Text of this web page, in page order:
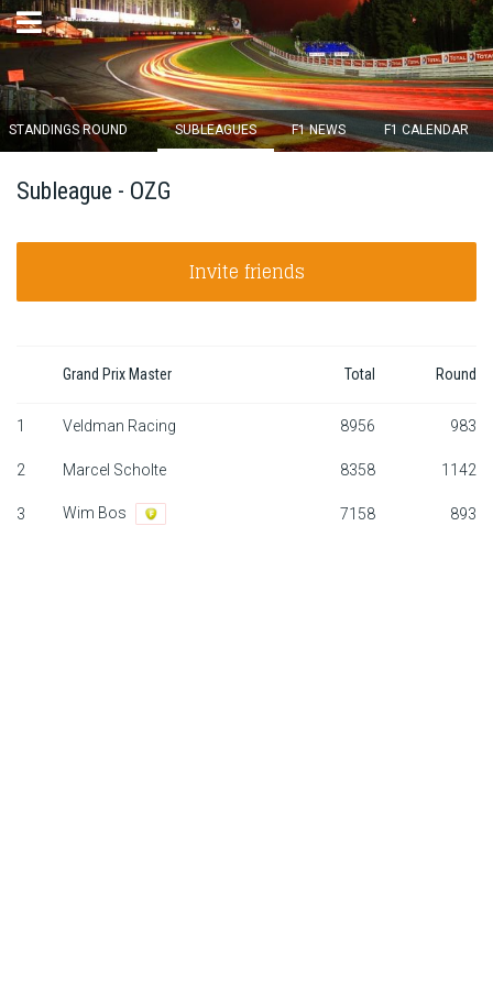
×
12d :
Login
Standings
Standings round
F1 calendar
STANDINGS ROUND SUBLEAGUES F1 NEWS F1 CALENDAR
Subleague - OZG
Invite friends
Grand Prix Master Total Round
1 Veldman Racing 8956 983
2 Marcel Scholte 8358 1142
3 Wim Bos 7158 893